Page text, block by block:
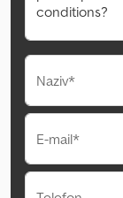
Naziv*
E-mail*